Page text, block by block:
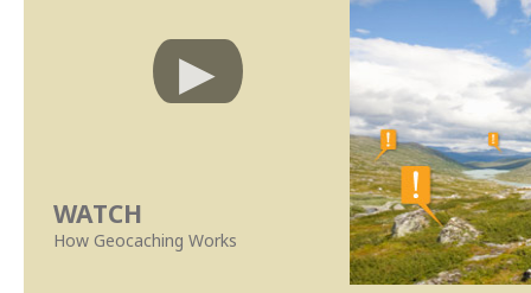
WATCH
How Geocaching Works